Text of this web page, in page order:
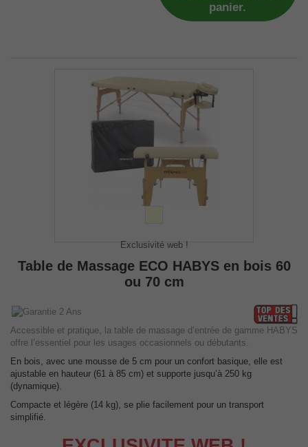
panier.
Exclusivité web !
Table de Massage ECO HABYS en bois 60
ou 70 cm
Accessible et pratique, la table de massage d’entrée de gamme HABYS
offre l’essentiel pour les usages occasionnels ou débutants.
En bois, avec une mousse de 5 cm pour un confort basique, elle est
ajustable en hauteur (61 à 85 cm) et supporte jusqu’à 250 kg
(dynamique).
Compacte et légère (14 kg), se plie facilement pour un transport
simplifié.